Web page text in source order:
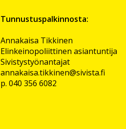
Tunnustuspalkinnosta:
Annakaisa Tikkinen
Elinkeinopoliittinen asiantuntija
Sivistystyönantajat
annakaisa.tikkinen@sivista.fi
p. 040 356 6082